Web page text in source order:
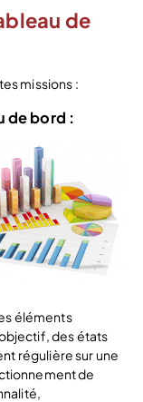
de
missions :
de bord :
éléments
des états
régulière sur une
de